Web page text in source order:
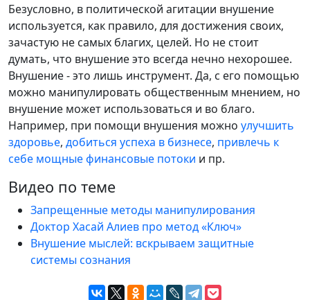
Безусловно, в политической агитации внушение
используется, как правило, для достижения своих,
зачастую не самых благих, целей. Но не стоит
думать, что внушение это всегда нечно нехорошее.
Внушение - это лишь инструмент. Да, с его помощью
можно манипулировать общественным мнением, но
внушение может использоваться и во благо.
Например, при помощи внушения можно улучшить
здоровье, добиться успеха в бизнесе, привлечь к
себе мощные финансовые потоки и пр.
Видео по теме
Запрещенные методы манипулирования
Доктор Хасай Алиев про метод «Ключ»
Внушение мыслей: вскрываем защитные
системы сознания